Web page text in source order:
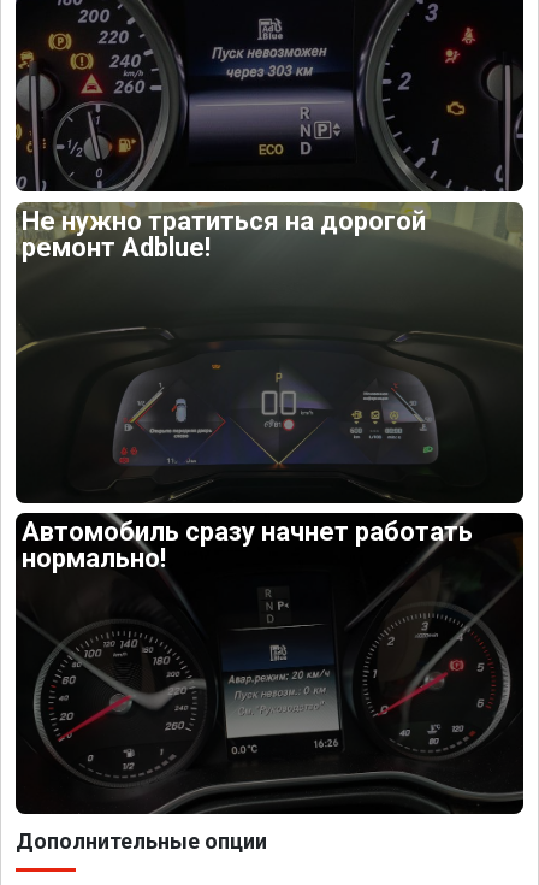
Не нужно тратиться на дорогой
ремонт Adblue!
Автомобиль сразу начнет работать
нормально!
Дополнительные опции